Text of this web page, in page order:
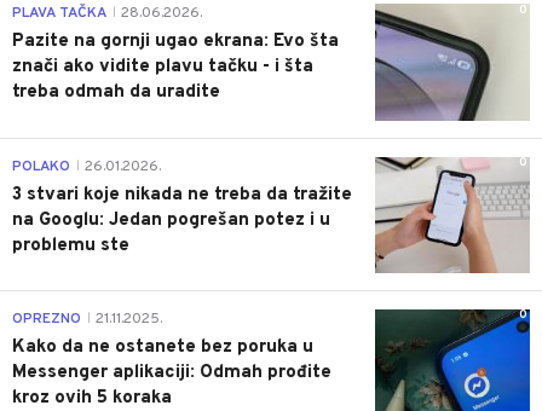
0
PLAVA TAČKA 28.06.2026.
Pazite na gornji ugao ekrana: Evo šta
znači ako vidite plavu tačku - i šta
treba odmah da uradite
0
POLAKO 26.01.2026.
3 stvari koje nikada ne treba da tražite
na Googlu: Jedan pogrešan potez i u
problemu ste
0
OPREZNO 21.11.2025.
Kako da ne ostanete bez poruka u
Messenger aplikaciji: Odmah prođite
kroz ovih 5 koraka